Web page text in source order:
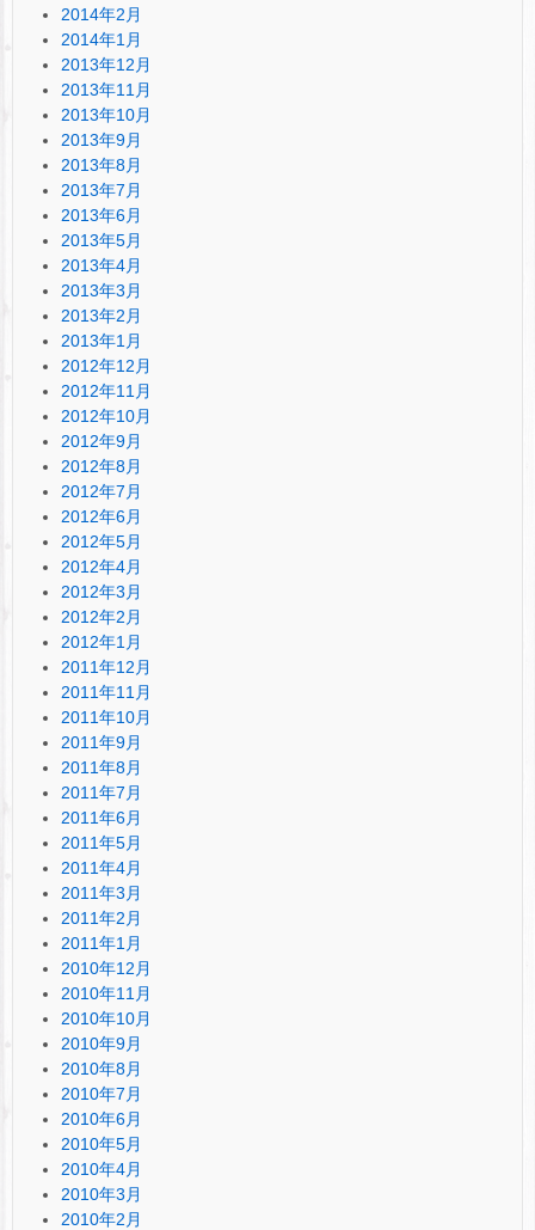
2014年2月
2014年1月
2013年12月
2013年11月
2013年10月
2013年9月
2013年8月
2013年7月
2013年6月
2013年5月
2013年4月
2013年3月
2013年2月
2013年1月
2012年12月
2012年11月
2012年10月
2012年9月
2012年8月
2012年7月
2012年6月
2012年5月
2012年4月
2012年3月
2012年2月
2012年1月
2011年12月
2011年11月
2011年10月
2011年9月
2011年8月
2011年7月
2011年6月
2011年5月
2011年4月
2011年3月
2011年2月
2011年1月
2010年12月
2010年11月
2010年10月
2010年9月
2010年8月
2010年7月
2010年6月
2010年5月
2010年4月
2010年3月
2010年2月